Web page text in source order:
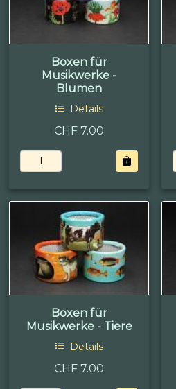
Boxen für
Musikwerke -
Blumen
Details
CHF 7.00
Boxen für
Musikwerke - Tiere
Details
CHF 7.00